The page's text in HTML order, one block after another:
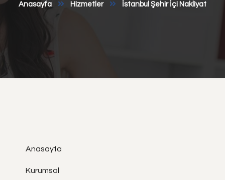
Anasayfa Hizmetler İstanbul Şehir İçi Nakliyat
Anasayfa
Kurumsal